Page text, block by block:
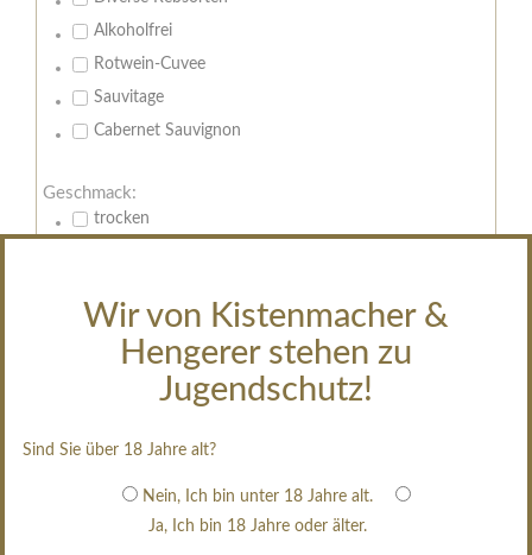
Wir von Kistenmacher &
Hengerer stehen zu
Jugendschutz!
Sind Sie über 18 Jahre alt?
Nein, Ich bin unter 18 Jahre alt.
Ja, Ich bin 18 Jahre oder älter.
Alkoholfrei
Rotwein-Cuvee
Sauvitage
Cabernet Sauvignon
Geschmack:
trocken
restsüß
edelsüß
im Holzfass gereift
erfrischend, nicht zu süß